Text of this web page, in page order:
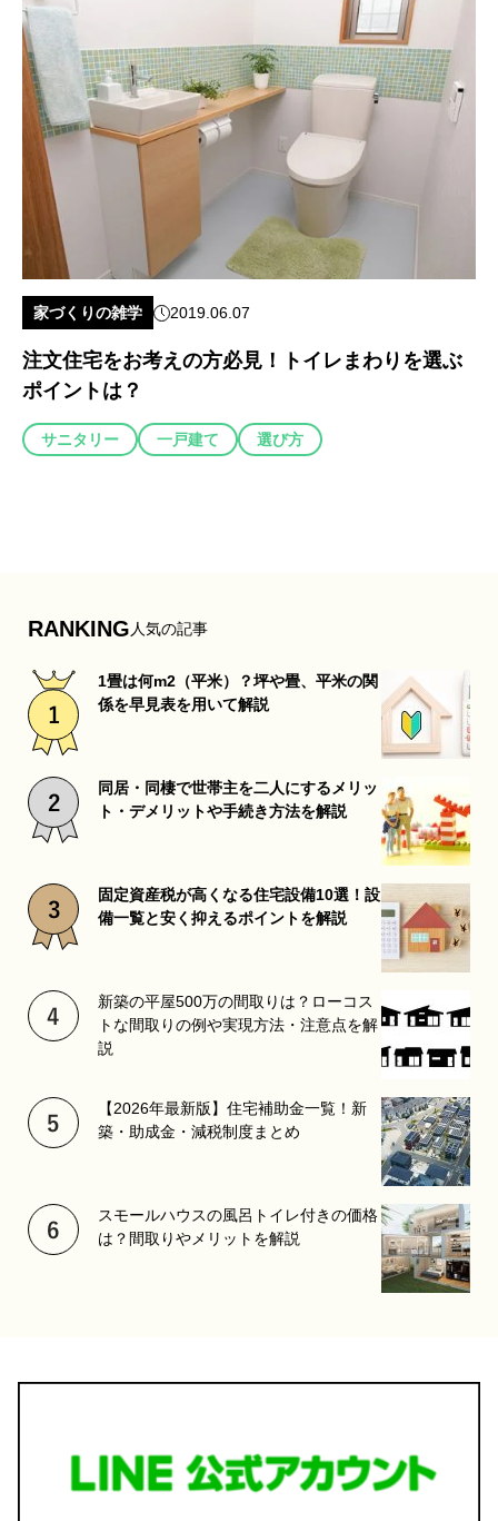
家づくりの雑学 2019.06.07
注文住宅をお考えの方必見！トイレまわりを選ぶ
ポイントは？
サニタリー 一戸建て 選び方
RANKING 人気の記事
1畳は何m2（平米）？坪や畳、平米の関
係を早見表を用いて解説
同居・同棲で世帯主を二人にするメリッ
ト・デメリットや手続き方法を解説
固定資産税が高くなる住宅設備10選！設
備一覧と安く抑えるポイントを解説
新築の平屋500万の間取りは？ローコス
トな間取りの例や実現方法・注意点を解
説
【2026年最新版】住宅補助金一覧！新
築・助成金・減税制度まとめ
スモールハウスの風呂トイレ付きの価格
は？間取りやメリットを解説